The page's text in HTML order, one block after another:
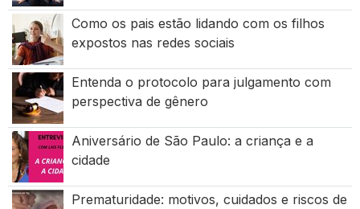
Como os pais estão lidando com os filhos
expostos nas redes sociais
Entenda o protocolo para julgamento com
perspectiva de gênero
Aniversário de São Paulo: a criança e a
cidade
Prematuridade: motivos, cuidados e riscos de